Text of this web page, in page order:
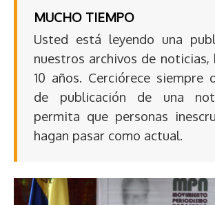
MUCHO TIEMPO
Usted está leyendo una
nuestros archivos de noticias,
10 años. Cerciórece siempre
de publicación de una
permita que personas
hagan pasar como actual.